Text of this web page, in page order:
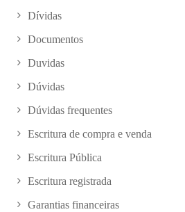
Dívidas
Documentos
Duvidas
Dúvidas
Dúvidas frequentes
Escritura de compra e venda
Escritura Pública
Escritura registrada
Garantias financeiras